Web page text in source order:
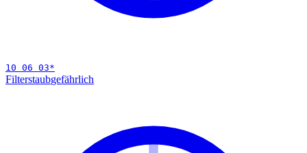
10 06 03*
Filterstaubgefährlich